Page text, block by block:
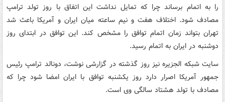
را به اتمام برساند چرا که تمایل نداشت این اتفاق با روز تولد ترامپ
مصادف شود. اختلاف هفت و نیم ساعته میان ایران و آمریکا باعث شد
تهران بتواند زمان اتمام توافق را مشخص کند. این توافق در ابتدای روز
دوشنبه در ایران به اتمام رسید.
سایت شبکه الجزیره نیز روز گذشته در گزارشی نوشت، دونالد ترامپ رئیس
جمهور آمریکا اصرار دارد روز یکشنبه توافق با ایران امضا شود چرا که
مصادف با تولد هشتاد سالگی وی است.